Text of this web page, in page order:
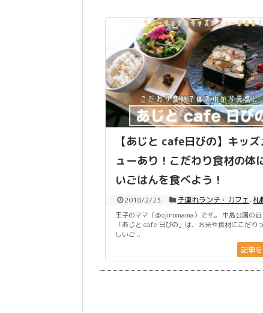
【あじと cafe日びの】キッズ
ューあり！こだわり食材の体
いごはんを食べよう！
2018/2/23 子連れランチ・カフェ,札
王子のママ（＠ojinomama）です。 中島公園の
「あじと cafe 日びの」は、お米や食材にこだわ
しいご...
記事